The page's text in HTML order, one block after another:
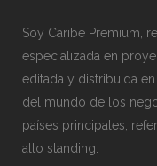
Soy Caribe Premium,
especializada en
editada y distribuida
del mundo de los
países principales,
alto standing.